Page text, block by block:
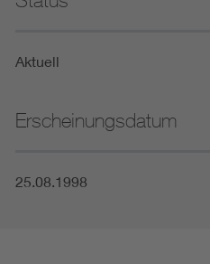
Not- und Sicherheitsbeleuchtung
Aktuell
Erscheinungsdatum
25.08.1998